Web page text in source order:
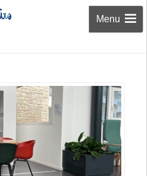
Menu